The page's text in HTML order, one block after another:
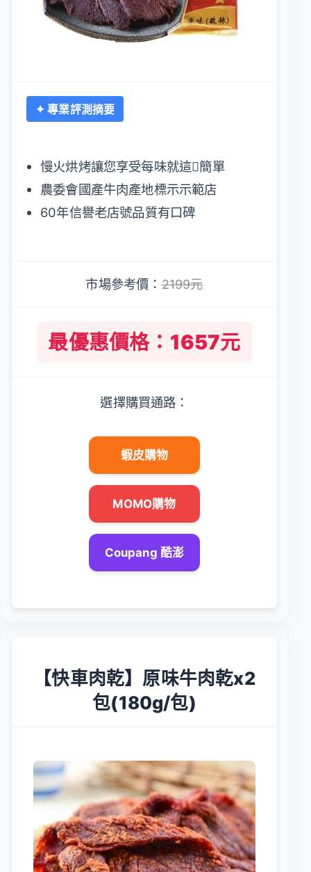
✦ 專業評測摘要
慢火烘烤讓您享受每味就這簡單
農委會國產牛肉產地標示示範店
60年信譽老店號品質有口碑
市場參考價：2199元
最優惠價格：1657元
選擇購買通路：
蝦皮購物
MOMO購物
Coupang 酷澎
【快車肉乾】原味牛肉乾x2
包(180g/包)